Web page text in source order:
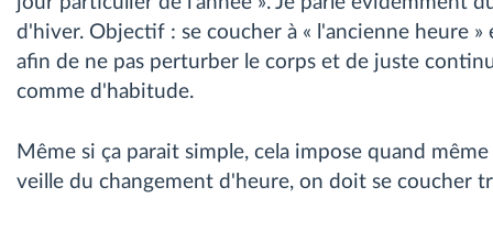
d'hiver. Objectif : se coucher à « l'ancienne heure
afin de ne pas perturber le corps et de juste
comme d'habitude.
Même si ça parait simple, cela impose quand
veille du changement d'heure, on doit se coucher